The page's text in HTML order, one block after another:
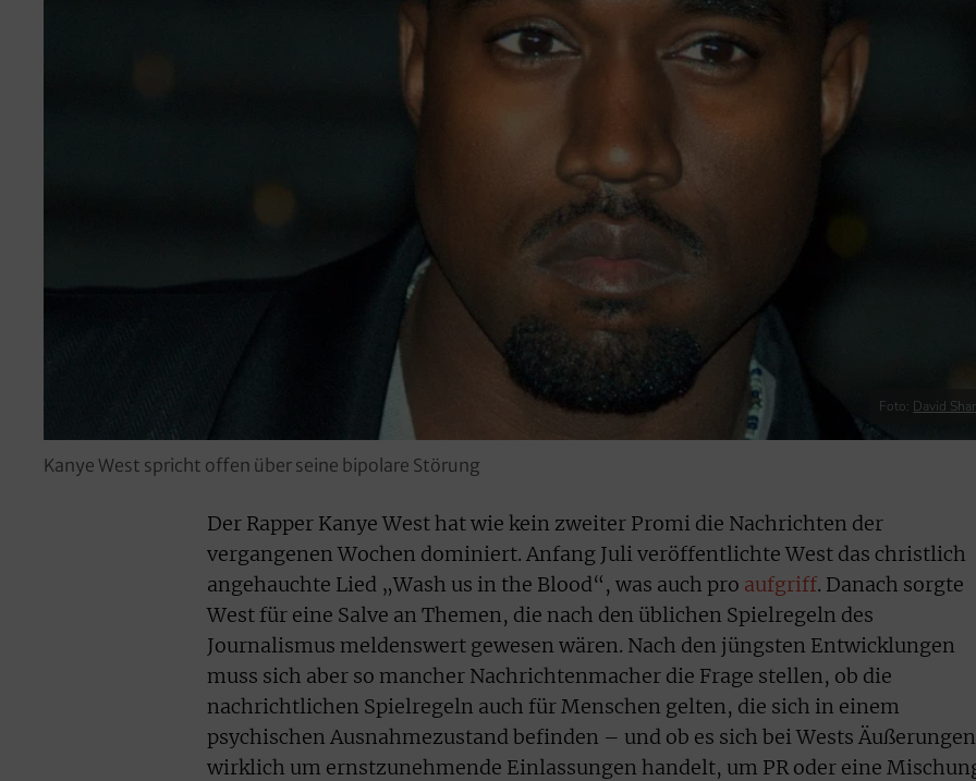
Foto: David
Kanye West spricht offen über seine bipolare Störung
Der Rapper Kanye West hat wie kein zweiter Promi die Nachrichten der
vergangenen Wochen dominiert. Anfang Juli veröffentlichte West das christlich
angehauchte Lied „Wash us in the Blood“, was auch pro aufgriff. Danach sorgte
West für eine Salve an Themen, die nach den üblichen Spielregeln des
Journalismus meldenswert gewesen wären. Nach den jüngsten Entwicklungen
muss sich aber so mancher Nachrichtenmacher die Frage stellen, ob die
nachrichtlichen Spielregeln auch für Menschen gelten, die sich in einem
psychischen Ausnahmezustand befinden – und ob es sich bei Wests Äußerungen
wirklich um ernstzunehmende Einlassungen handelt, um PR oder eine